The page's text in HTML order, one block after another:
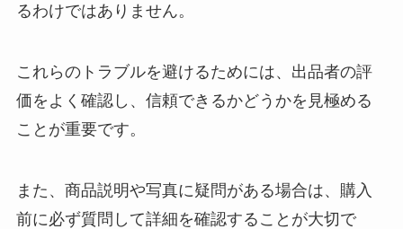
るわけではありません。
これらのトラブルを避けるためには、出品者の評
価をよく確認し、信頼できるかどうかを見極める
ことが重要です。
また、商品説明や写真に疑問がある場合は、購入
前に必ず質問して詳細を確認することが大切で